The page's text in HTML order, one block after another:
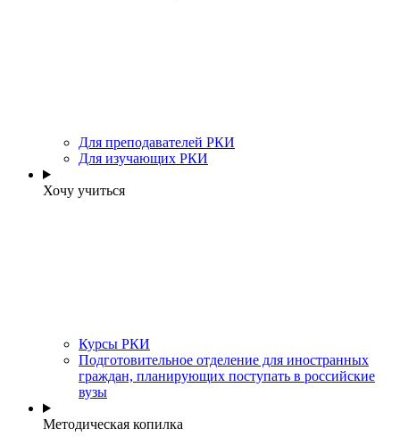
Для преподавателей РКИ
Для изучающих РКИ
Хочу учиться
Курсы РКИ
Подготовительное отделение для иностранных
граждан, планирующих поступать в российские
вузы
Методическая копилка